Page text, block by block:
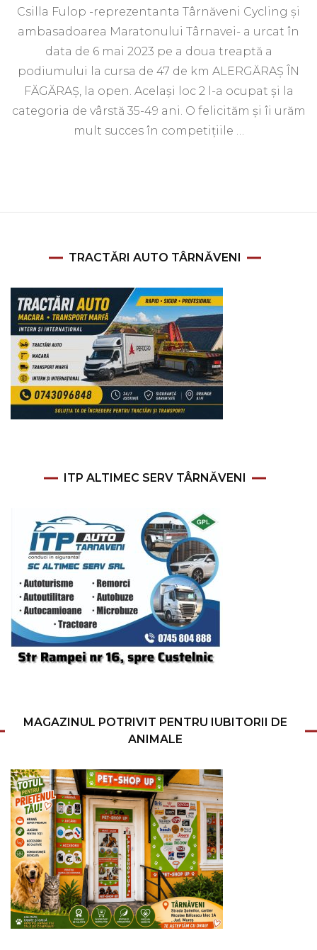
Csilla Fulop -reprezentanta Târnăveni Cycling și
ambasadoarea Maratonului Târnavei- a urcat în
data de 6 mai 2023 pe a doua treaptă a
podiumului la cursa de 47 de km ALERGĂRAȘ ÎN
FĂGĂRAȘ, la open. Același loc 2 l-a ocupat și la
categoria de vârstă 35-49 ani. O felicităm și îi urăm
mult succes în competițiile …
TRACTĂRI AUTO TÂRNĂVENI
ITP ALTIMEC SERV TÂRNĂVENI
MAGAZINUL POTRIVIT PENTRU IUBITORII DE
ANIMALE